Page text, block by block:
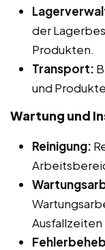
der
Produkten.
Transport:
und
Wartung und
Reinigung: